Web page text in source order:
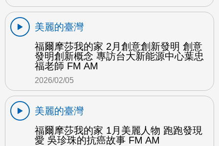
美麗的臺灣
福爾摩莎我的家 2月創意創新發明 創意
發明創新概念 專訪台大新能源中心葉忠
福老師 FM AM
2026/02/05
美麗的臺灣
福爾摩莎我的家 1月美麗人物 跑跑發現
愛 吳珍珠的抗癌故事 FM AM